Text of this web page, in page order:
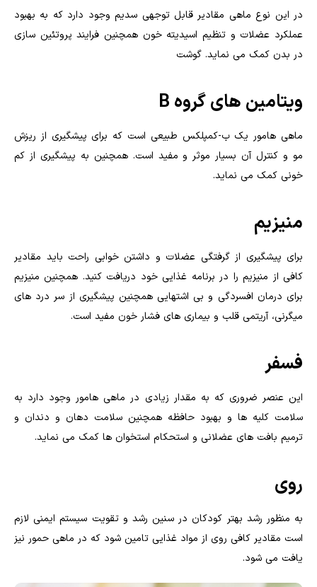
در این نوع ماهی مقادیر قابل توجهی سدیم وجود دارد که به بهبود
عملکرد عضلات و تنظیم اسیدیته خون همچنین فرایند پروتئین سازی
در بدن کمک می نماید. گوشت
ویتامین های گروه B
ماهی هامور یک ب-کمپلکس طبیعی است که برای پیشگیری از ریزش
مو و کنترل آن بسیار موثر و مفید است. همچنین به پیشگیری از کم
خونی کمک می نماید.
منیزیم
برای پیشگیری از گرفتگی عضلات و داشتن خوابی راحت باید مقادیر
کافی از منیزیم را در برنامه غذایی خود دریافت کنید. همچنین منیزیم
برای درمان افسردگی و بی اشتهایی همچنین پیشگیری از سر درد های
میگرنی، آریتمی قلب و بیماری های فشار خون مفید است.
فسفر
این عنصر ضروری که به مقدار زیادی در ماهی هامور وجود دارد به
سلامت کلیه ها و بهبود حافظه همچنین سلامت دهان و دندان و
ترمیم بافت های عضلانی و استحکام استخوان ها کمک می نماید.
روی
به منظور رشد بهتر کودکان در سنین رشد و تقویت سیستم ایمنی لازم
است مقادیر کافی روی از مواد غذایی تامین شود که در ماهی حمور نیز
یافت می شود.